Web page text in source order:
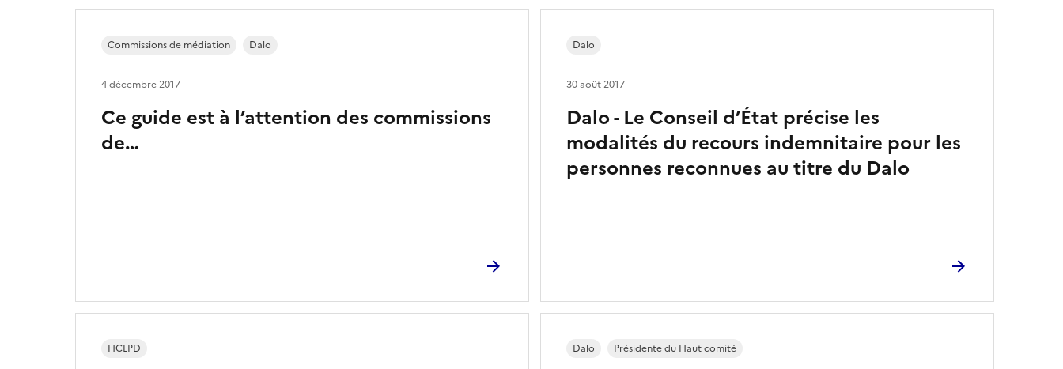
Ce guide est à l’attention des commissions
de…
Commissions de médiation Dalo
4 décembre 2017
Dalo - Le Conseil d’État précise les
modalités du recours indemnitaire pour les
personnes reconnues au titre du Dalo
Dalo
30 août 2017
HCLPD Dalo Présidente du Haut comité